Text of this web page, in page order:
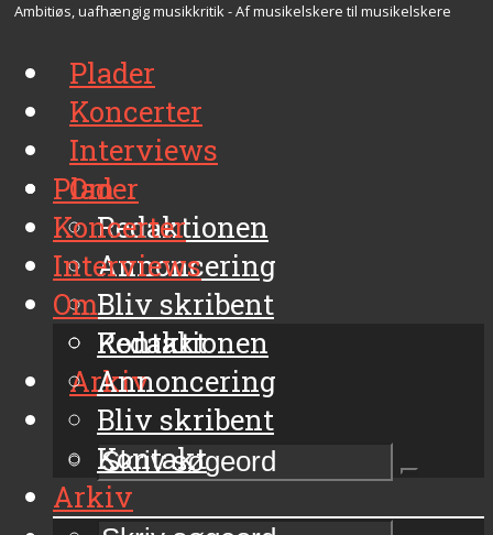
Ambitiøs, uafhængig musikkritik - Af musikelskere til musikelskere
Plader
Koncerter
Interviews
Om
Redaktionen
Annoncering
Bliv skribent
Kontakt
Arkiv
Plader
Koncerter
Interviews
Om
Redaktionen
Annoncering
Bliv skribent
Kontakt
Arkiv